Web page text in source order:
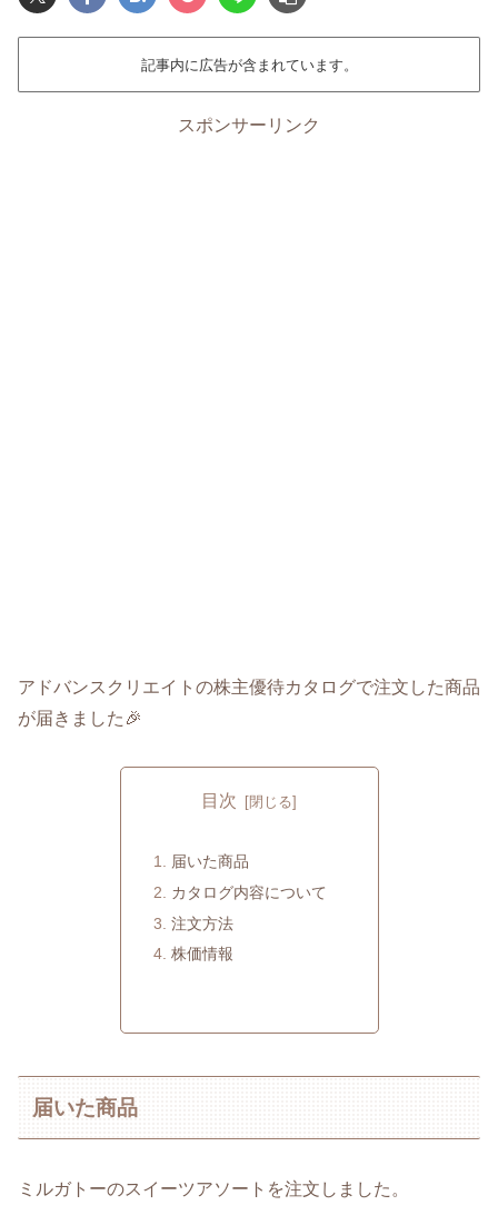
記事内に広告が含まれています。
スポンサーリンク
アドバンスクリエイトの株主優待カタログで注文した商品
が届きました🎉
目次
届いた商品
カタログ内容について
注文方法
株価情報
届いた商品
ミルガトーのスイーツアソートを注文しました。